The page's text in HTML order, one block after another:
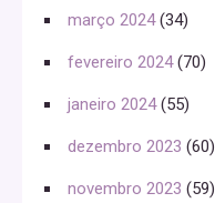
março 2024(34)
fevereiro 2024(70)
janeiro 2024(55)
dezembro 2023 (60)
novembro 2023 (59)